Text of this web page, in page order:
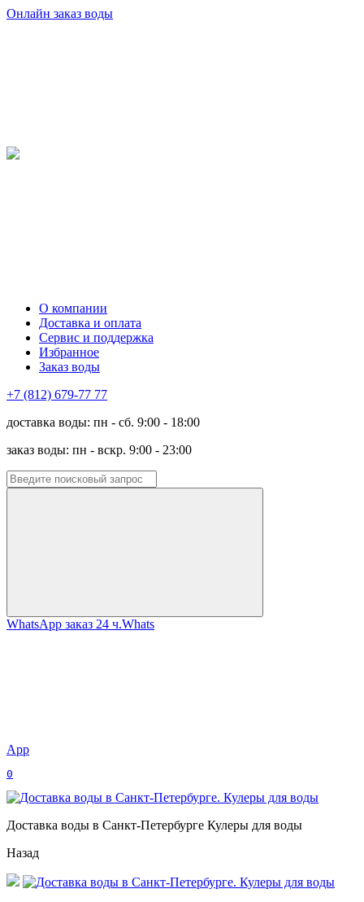
Онлайн заказ воды
О компании
Доставка и оплата
Сервис и поддержка
Избранное
Заказ воды
+7 (812) 679-77 77
доставка воды: пн - сб. 9:00 - 18:00
заказ воды: пн - вскр. 9:00 - 23:00
WhatsApp заказ 24 ч.Whats
App
0
Доставка воды в Санкт-Петербурге Кулеры для воды
Назад